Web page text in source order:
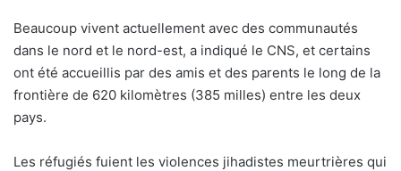
Beaucoup vivent actuellement avec des communautés
dans le nord et le nord-est, a indiqué le CNS, et certains
ont été accueillis par des amis et des parents le long de la
frontière de 620 kilomètres (385 milles) entre les deux
pays.
Les réfugiés fuient les violences jihadistes meurtrières qui